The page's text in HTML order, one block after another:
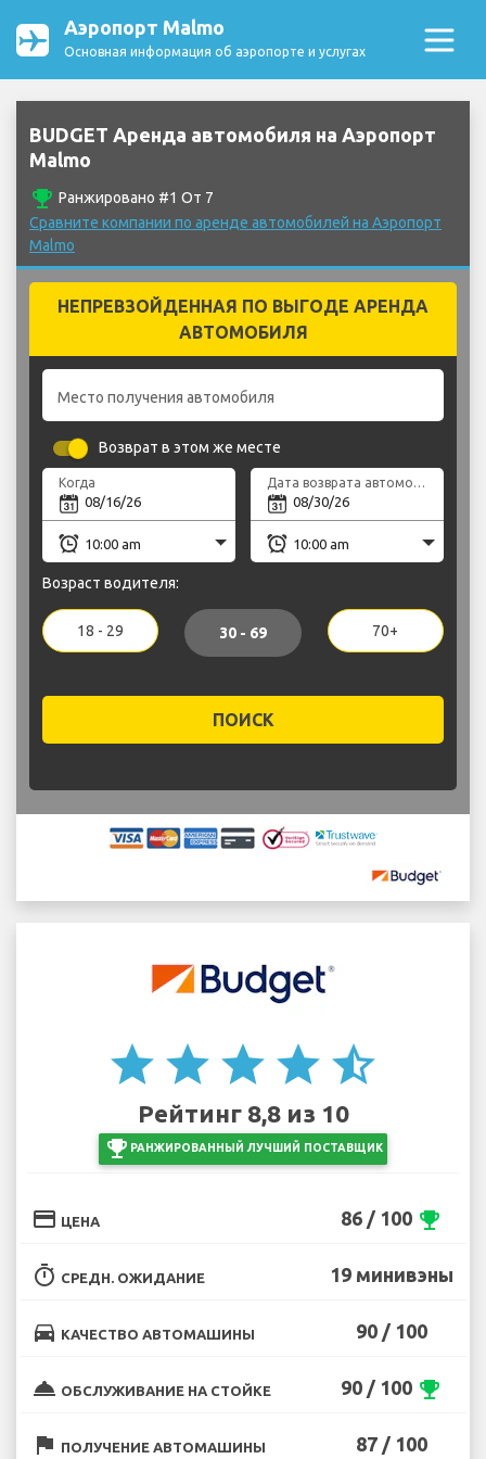
Аэропорт Malmo
Основная информация об аэропорте и услугах
BUDGET Аренда автомобиля на Аэропорт
Malmo
emoji_events Ранжировано #1 От 7
Сравните компании по аренде автомобилей на Аэропорт
Malmo
НЕПРЕВЗОЙДЕННАЯ ПО ВЫГОДЕ АРЕНДА
АВТОМОБИЛЯ
Место получения автомобиля
Возврат в этом же месте
Когда Дата возврата автомобиля
Возраст водителя:
18 - 29 30 - 69 70+
ПОИСК
star star star star star_half
Рейтинг 8,8 из 10
emoji_events РАНЖИРОВАННЫЙ ЛУЧШИЙ ПОСТАВЩИК
credit_card ЦЕНА 86 / 100 emoji_events
timer СРЕДН. ОЖИДАНИЕ 19 минивэны
directions_car КАЧЕСТВО АВТОМАШИНЫ 90 / 100
room_service ОБСЛУЖИВАНИЕ НА СТОЙКЕ 90 / 100 emoji_events
flag ПОЛУЧЕНИЕ АВТОМАШИНЫ 87 / 100